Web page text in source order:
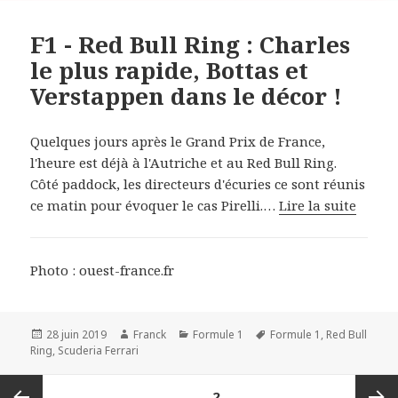
F1 - Red Bull Ring : Charles
le plus rapide, Bottas et
Verstappen dans le décor !
Quelques jours après le Grand Prix de France,
l'heure est déjà à l'Autriche et au Red Bull Ring.
Côté paddock, les directeurs d'écuries ce sont réunis
ce matin pour évoquer le cas Pirelli.…Lire la suite
Photo : ouest-france.fr
Publié
le
28 juin 2019 Auteur
Franck Catégories
Formule 1
Mots-
Formule 1 , Red Bull
Ring, Scuderia Ferrari